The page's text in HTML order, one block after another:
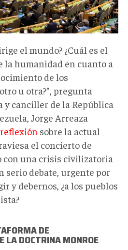
el mundo? ¿Cuál es el
la humanidad en cuanto a
de los
u otra?", pregunta
canciller de la República
Jorge Arreaza
sobre la actual
el concierto de
con una crisis civilizatoria
serio debate, urgente por
y debernos, ¿a los pueblos
DE
LA DOCTRINA MONROE